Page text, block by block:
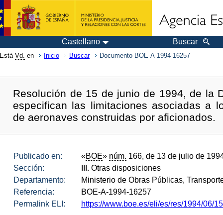
Castellano Buscar
Está Vd. en Inicio Buscar Documento BOE-A-1994-16257
Resolución de 15 de junio de 1994, de la
especifican las limitaciones asociadas a
de aeronaves construidas por aficionados.
Publicado en: «BOE» núm. 166, de 13 de julio de
Sección:
III. Otras disposiciones
Departamento:
Ministerio de Obras Públicas,
Referencia:
BOE-A-1994-16257
Permalink ELI:
https://www.boe.es/eli/es/res/1994/06/